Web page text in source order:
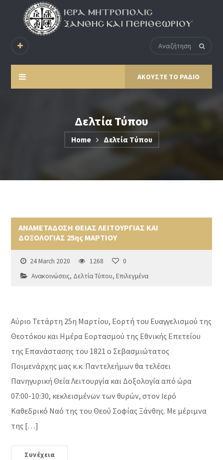
ΑΚΟΥΣΤΕ ΤΟ ΡΑΔΙΟ
Δελτία Τύπου
Home Δελτία Τύπου
ΑΝΑΜΕΤΑΔΟΣΗ ΘΕΙΑΣ ΛΕΙΤΟΥΡΓΙΑΣ ΚΑΙ
ΔΟΞΟΛΟΓΙΑΣ 25ης ΜΑΡΤΙΟΥ
24 March 2020 1268
0
Ανακοινώσεις, Δελτία Τύπου,Επιλεγμένα
Αύριο Τετάρτη 25η Μαρτίου, Εορτή του Ευαγγελισμού της
Θεοτόκου και Ημέρα Εορτασμού της Εθνικής Επετείου
της Επανάστασης του 1821 ο Σεβασμιώτατος
Ποιμενάρχης μας κ.κ. Παντελεήμων θα τελέσει
Πανηγυρική Θεία Λειτουργία και Δοξολογία από ώρα
07:00-10:30, κεκλεισμένων των θυρών, στον Ιερό
Καθεδρικό Ναό της του Θεού Σοφίας Ξάνθης. Με μέριμνα
της […]
Συνέχεια